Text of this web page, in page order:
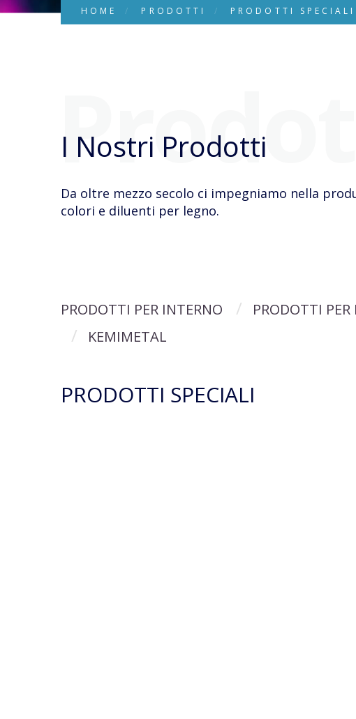
HOME PRODOTTI PRODOTTI SPECIALI
I Nostri Prodotti
Prodotti
Da oltre mezzo secolo ci impegniamo nella
colori e diluenti per legno.
PRODOTTI PER INTERNO PRODOTTI PER
KEMIMETAL
PRODOTTI SPECIALI